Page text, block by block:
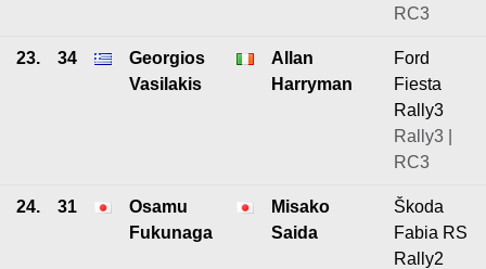
RC3
23. 34
Georgios
Vasilakis
Allan
Harryman
Ford
Fiesta
Rally3
Rally3 |
RC3
24. 31
Osamu
Fukunaga
Misako
Saida
Škoda
Fabia RS
Rally2